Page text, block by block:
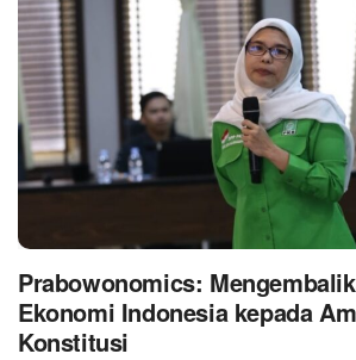
Prabowonomics:
Ekonomi Indonesia kepada
Konstitusi